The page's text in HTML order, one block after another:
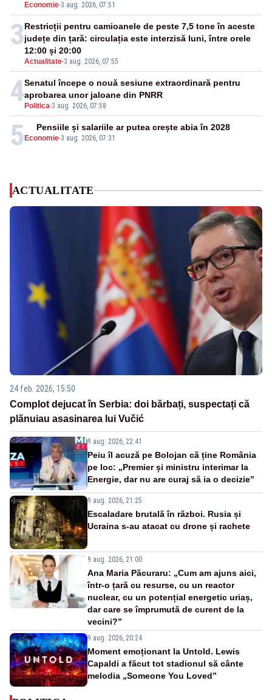
Economie-3 aug. 2026, 07:51
3
Actualitate-3 aug. 2026, 07:55
Restricții pentru camioanele de peste 7,5 tone în aceste
județe din țară: circulația este interzisă luni, între orele
12:00 și 20:00
4 Politica-3 aug. 2026, 07:58
Senatul începe o nouă sesiune extraordinară pentru
aprobarea unor jaloane din PNRR
5 Economie-3 aug. 2026, 07:31
Pensiile și salariile ar putea crește abia în 2028
ACTUALITATE
24 feb. 2026, 15:50
Complot dejucat în Serbia: doi bărbați, suspectați că
plănuiau asasinarea lui Vučić
9 aug. 2026, 22:41
Peiu îl acuză pe Bolojan că ține România
pe loc: „Premier și ministru interimar la
Energie, dar nu are curaj să ia o decizie”
9 aug. 2026, 21:25
Escaladare brutală în război. Rusia și
Ucraina s-au atacat cu drone și rachete
9 aug. 2026, 21:00
Ana Maria Păcuraru: „Cum am ajuns aici,
într-o țară cu resurse, cu un reactor
nuclear, cu un potențial energetic uriaș,
dar care se împrumută de curent de la
vecini?”
9 aug. 2026, 20:24
Moment emoționant la Untold. Lewis
Capaldi a făcut tot stadionul să cânte
melodia „Someone You Loved”